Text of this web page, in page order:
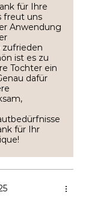
für Ihre
freut uns
Anwendung
zufrieden
ist es zu
Tochter ein
dafür
für Ihr